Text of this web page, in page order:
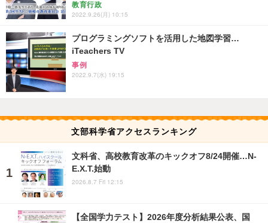
教育行政
2022.9.26(月) 10:15
プログラミングソフトを活用した地図学習…
iTeachers TV
事例
2022.9.7(水) 19:15
文部科学省アクセスランキング
文科省、高校教育改革のキックオフ8/24開催…N-
E.X.T.始動
2026.8.7 Fri 12:15
【全国学力テスト】2026年度分析結果公表、国